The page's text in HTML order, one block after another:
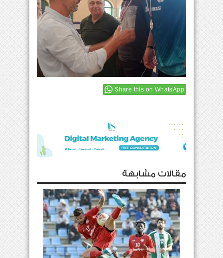
Share this on WhatsApp
مقالات مشابهة